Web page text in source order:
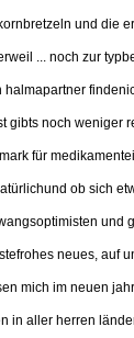
und die
... noch zur
gibts noch weniger
für
ob sich
und
neues, auf
mich im neuen
in aller herren